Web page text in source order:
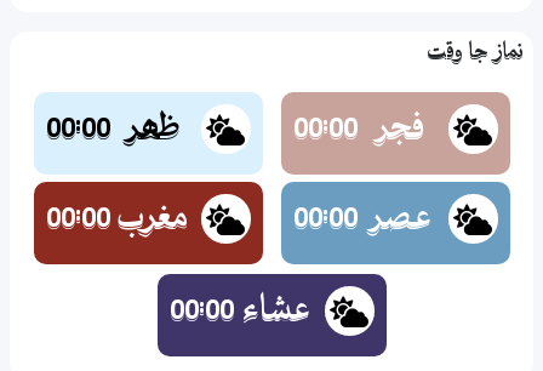
نماز جا وقت
فجر 00:00 ظھر 00:00
عصر 00:00 مغرب 00:00
عشاء 00:00